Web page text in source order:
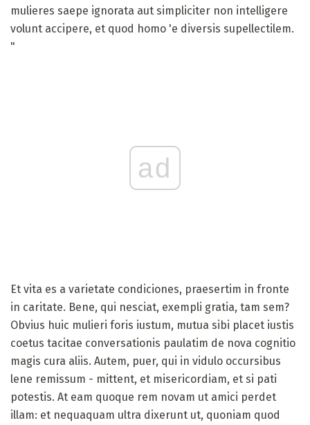
mulieres saepe ignorata aut simpliciter non intelligere
volunt accipere, et quod homo 'e diversis supellectilem.
"
ad
Et vita es a varietate condiciones, praesertim in fronte
in caritate. Bene, qui nesciat, exempli gratia, tam sem?
Obvius huic mulieri foris iustum, mutua sibi placet iustis
coetus tacitae conversationis paulatim de nova cognitio
magis cura aliis. Autem, puer, qui in vidulo occursibus
lene remissum - mittent, et misericordiam, et si pati
potestis. At eam quoque rem novam ut amici perdet
illam: et nequaquam ultra dixerunt ut, quoniam quod